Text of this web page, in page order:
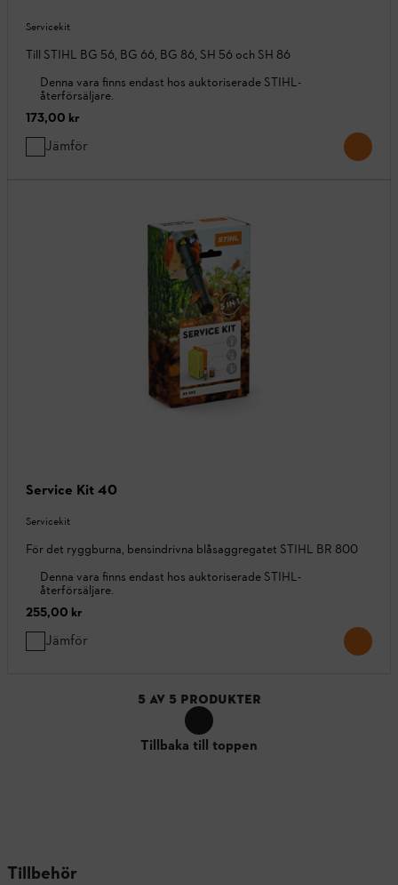
Servicekit
Till STIHL BG 56, BG 66, BG 86, SH 56 och SH 86
Denna vara finns endast hos auktoriserade STIHL-
återförsäljare.
173,00 kr
Jämför
Service Kit 40
Servicekit
För det ryggburna, bensindrivna blåsaggregatet STIHL BR 800
Denna vara finns endast hos auktoriserade STIHL-
återförsäljare.
255,00 kr
Jämför
5 AV 5 PRODUKTER
Tillbaka till toppen
Tillbehör